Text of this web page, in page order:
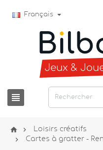
Français

  Loisirs créatifs
 Cartes à gratter -